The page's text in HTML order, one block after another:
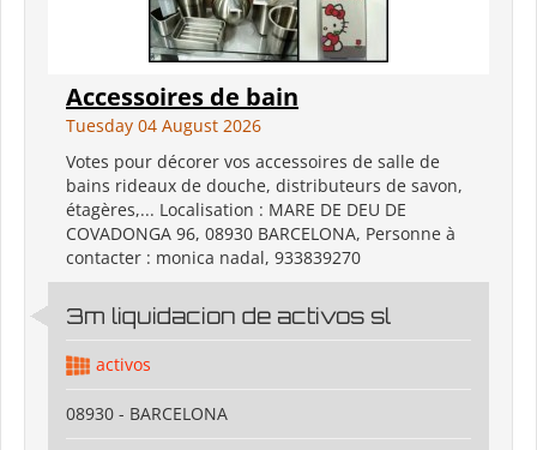
Accessoires de bain
Tuesday 04 August 2026
Votes pour décorer vos accessoires de salle de
bains rideaux de douche, distributeurs de savon,
étagères,... Localisation : MARE DE DEU DE
COVADONGA 96, 08930 BARCELONA, Personne à
contacter : monica nadal, 933839270
3m liquidacion de activos sl
activos
08930 - BARCELONA